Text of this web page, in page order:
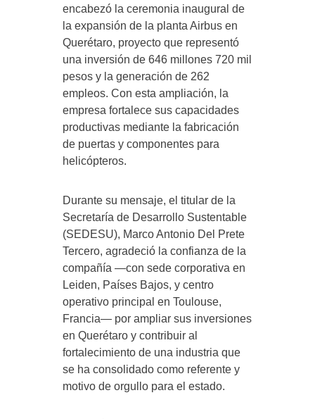
encabezó la ceremonia inaugural de
la expansión de la planta Airbus en
Querétaro, proyecto que representó
una inversión de 646 millones 720 mil
pesos y la generación de 262
empleos. Con esta ampliación, la
empresa fortalece sus capacidades
productivas mediante la fabricación
de puertas y componentes para
helicópteros.
Durante su mensaje, el titular de la
Secretaría de Desarrollo Sustentable
(SEDESU), Marco Antonio Del Prete
Tercero, agradeció la confianza de la
compañía —con sede corporativa en
Leiden, Países Bajos, y centro
operativo principal en Toulouse,
Francia— por ampliar sus inversiones
en Querétaro y contribuir al
fortalecimiento de una industria que
se ha consolidado como referente y
motivo de orgullo para el estado.